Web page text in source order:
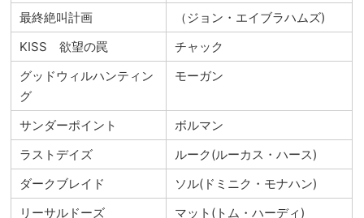
最終絶叫計画
（ジョン・エイブラハムズ)
KISS 欲望の罠
チャック
グッドウィルハンティン
グ
モーガン
サンダーポイント
ボルマン
ラストデイズ
ルーク(ルーカス・ハース)
ダークブレイド
ソル(ドミニク・モナハン)
リーサルドーズ
マット(トム・ハーディ)